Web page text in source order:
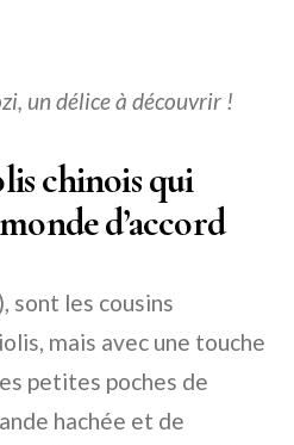
un délice à découvrir !
chinois qui
d’accord
sont les cousins
mais avec une touche
petites poches de
hachée et de